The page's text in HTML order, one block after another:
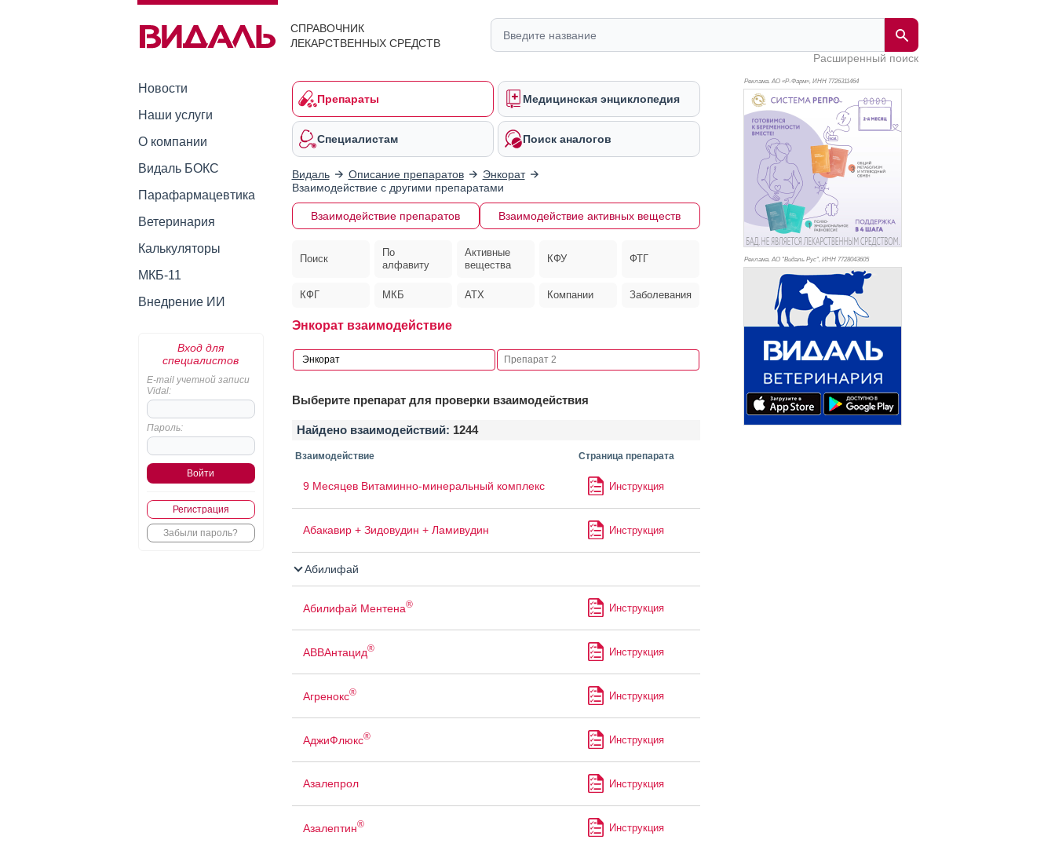
СПРАВОЧНИК
ЛЕКАРСТВЕННЫХ СРЕДСТВ
Расширенный поиск
Новости
Наши услуги
О компании
Видаль БОКС
Парафармацевтика
Ветеринария
Калькуляторы
МКБ-11
Внедрение ИИ
Вход для
специалистов
E-mail учетной записи
Vidal:
Пароль:
Регистрация
Забыли пароль?
Препараты Медицинская энциклопедия
Специалистам Поиск аналогов
Видаль Описание препаратов
Энкорат
Взаимодействие с другими препаратами
Взаимодействие препаратов Взаимодействие активных веществ
Поиск
По
алфавиту
Активные
вещества
КФУ ФТГ
КФГ МКБ АТХ Компании Заболевания
Энкорат взаимодействие
Выберите препарат для проверки взаимодействия
Найдено взаимодействий: 1244
Взаимодействие Страница препарата
9 Месяцев Витаминно-минеральный комплекс Инструкция
Абакавир + Зидовудин + Ламивудин Инструкция
Абилифай
Абилифай Ментена® Инструкция
АВВАнтацид® Инструкция
Агренокс® Инструкция
АджиФлюкс® Инструкция
Азалепрол Инструкция
Азалептин® Инструкция
Реклама. АО «Р-Фарм», ИНН 7726311464
Реклама. АО "Видаль Рус", ИНН 7728043605